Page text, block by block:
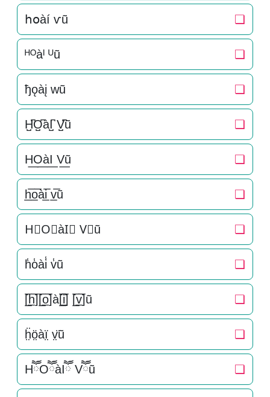
հօàí ѵũ ❏
ᴴᴼàᴵ ᵁũ ❏
ђǫàį wũ ❏
H̺͆O̺͆àI̺͆ V̺͆ũ ❏
H͟O͟àI͟ V͟ũ ❏
h̲̅o̲̅ài̲̅ v̲̅ũ ❏
H⃣O⃣àI⃣ V⃣ũ ❏
h̾o̾ài̾ v̾ũ ❏
[̲̅h̲̅][̲̅o̲̅]à[̲̅i̲̅] [̲̅v̲̅]ũ ❏
ḧ̤ö̤àï̤ v̤̈ũ ❏
HཽOཽàIཽ Vཽũ ❏